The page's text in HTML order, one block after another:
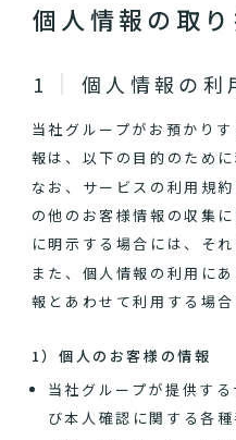
個人情報の取
個人情報の利
当社グループがお預かり
報は、以下の目的のために
なお、サービスの利用規
の他のお客様情報の収集
に明示する場合には、そ
また、個人情報の利用に
報とあわせて利用する場合
1）個人のお客様の情報
当社グループが提供す
び本人確認に関する各種